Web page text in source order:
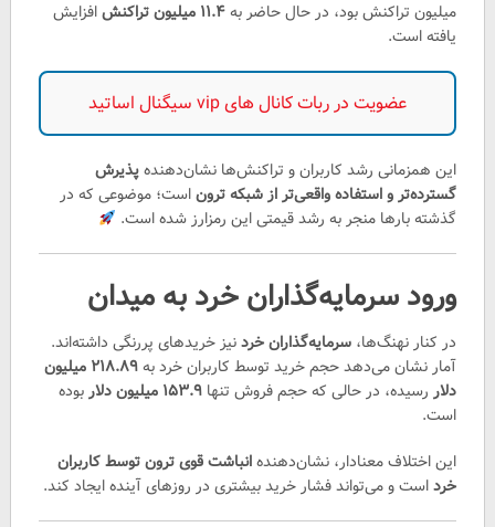
میلیون تراکنش بود، در حال حاضر به۱۱.۴ میلیون تراکنش
افزایش
یافته است.
عضویت در ربات کانال های vip سیگنال اساتید
این همزمانی رشد کاربران و تراکنش‌ها نشان‌دهندهپذیرش
گسترده‌تر و استفاده واقعی‌تر از شبکه تروناست؛ موضوعی که در
گذشته بارها منجر به رشد قیمتی این رمزارز شده است.
ورود سرمایه‌گذاران خرد به میدان
در کنار نهنگ‌ها، سرمایه‌گذاران خردنیز خریدهای پررنگی داشته‌اند.
آمار نشان می‌دهد حجم خرید توسط کاربران خرد به
۲۱۸.۸۹ میلیون
دلاررسیده، در حالی که حجم فروش تنها ۱۵۳.۹ میلیون دلار
بوده
است.
این اختلاف معنادار، نشان‌دهندهانباشت قوی ترون توسط کاربران
خرداست و می‌تواند فشار خرید بیشتری در روزهای آینده ایجاد کند.